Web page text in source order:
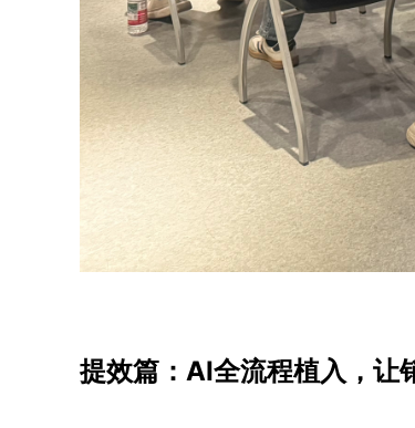
提效篇：AI全流程植入，让